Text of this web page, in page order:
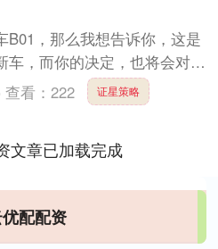
B01，那么我想告诉你，这是
车，而你的决定，也将会对零
。 在零跑造车十年，销售
查看： 222 证星策略
文章已加载完成
配配资